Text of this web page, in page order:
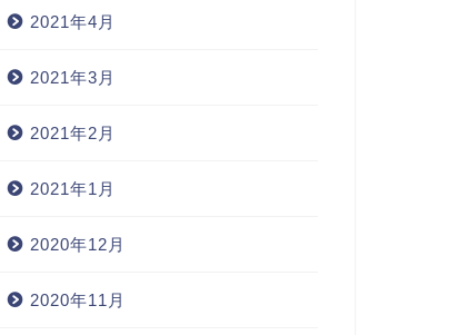
2021年4月
2021年3月
2021年2月
2021年1月
2020年12月
2020年11月